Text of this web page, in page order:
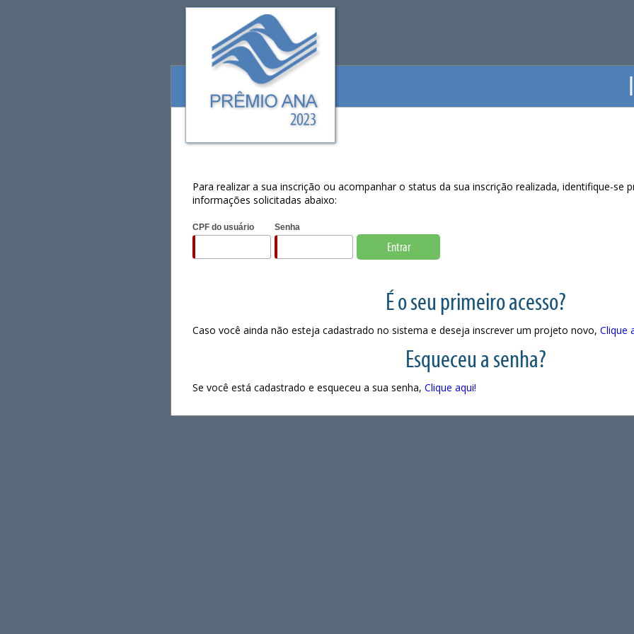
Para realizar a sua inscrição ou acompanhar o status da sua inscrição realizada, identifique-se
informações solicitadas abaixo:
CPF do usuário Senha
Entrar
É o seu primeiro acesso?
Caso você ainda não esteja cadastrado no sistema e deseja inscrever um projeto novo, Clique
Esqueceu a senha?
Se você está cadastrado e esqueceu a sua senha, Clique aqui!